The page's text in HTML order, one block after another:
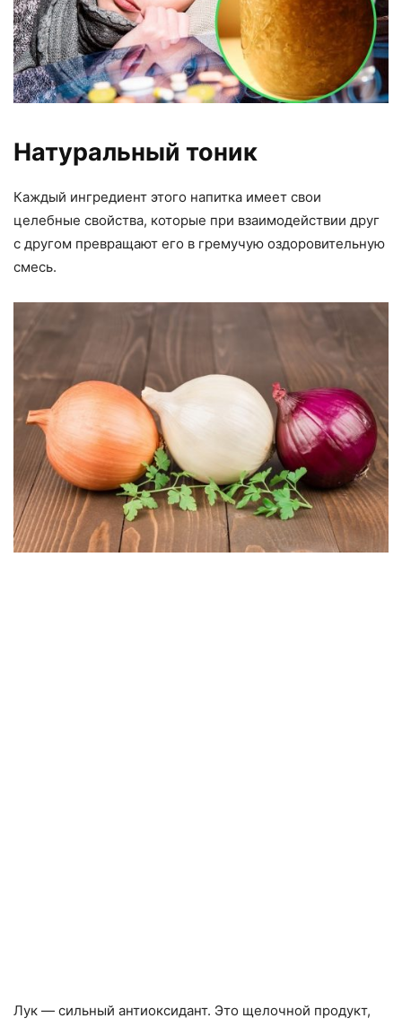
Натуральный тоник
Каждый ингредиент этого напитка имеет свои
целебные свойства, которые при взаимодействии друг
с другом превращают его в гремучую оздоровительную
смесь.
Лук — сильный антиоксидант. Это щелочной продукт,